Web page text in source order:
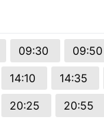
09:30 09:50
14:10 14:35
20:25 20:55